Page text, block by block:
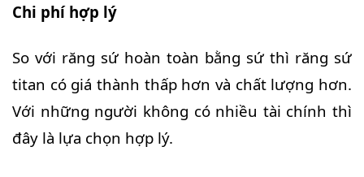
Chi phí hợp lý
So với răng sứ hoàn toàn bằng sứ thì răng sứ
titan có giá thành thấp hơn và chất lượng hơn.
Với những người không có nhiều tài chính thì
đây là lựa chọn hợp lý.